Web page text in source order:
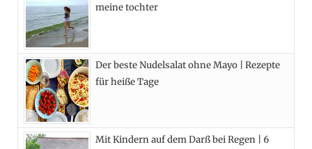
meine tochter
Der beste Nudelsalat ohne Mayo | Rezepte
für heiße Tage
Mit Kindern auf dem Darß bei Regen | 6